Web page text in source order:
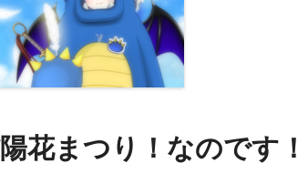
花まつり！なのです！